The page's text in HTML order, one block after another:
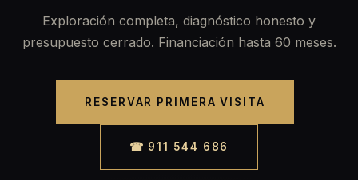
Exploración completa, diagnóstico honesto y
presupuesto cerrado. Financiación hasta 60 meses.
RESERVAR PRIMERA VISITA
☎ 911 544 686